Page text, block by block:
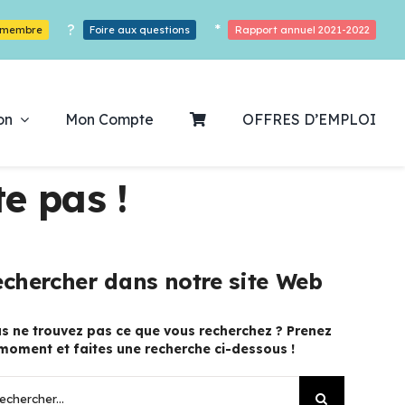
? Foire aux questions * Rapport annuel 2021-2022
notre
Mon Compte OFFRES D’EMPLOI
pas !
dans notre site Web
ne trouvez pas ce que vous recherchez ? Prenez
et faites une recherche ci-dessous !